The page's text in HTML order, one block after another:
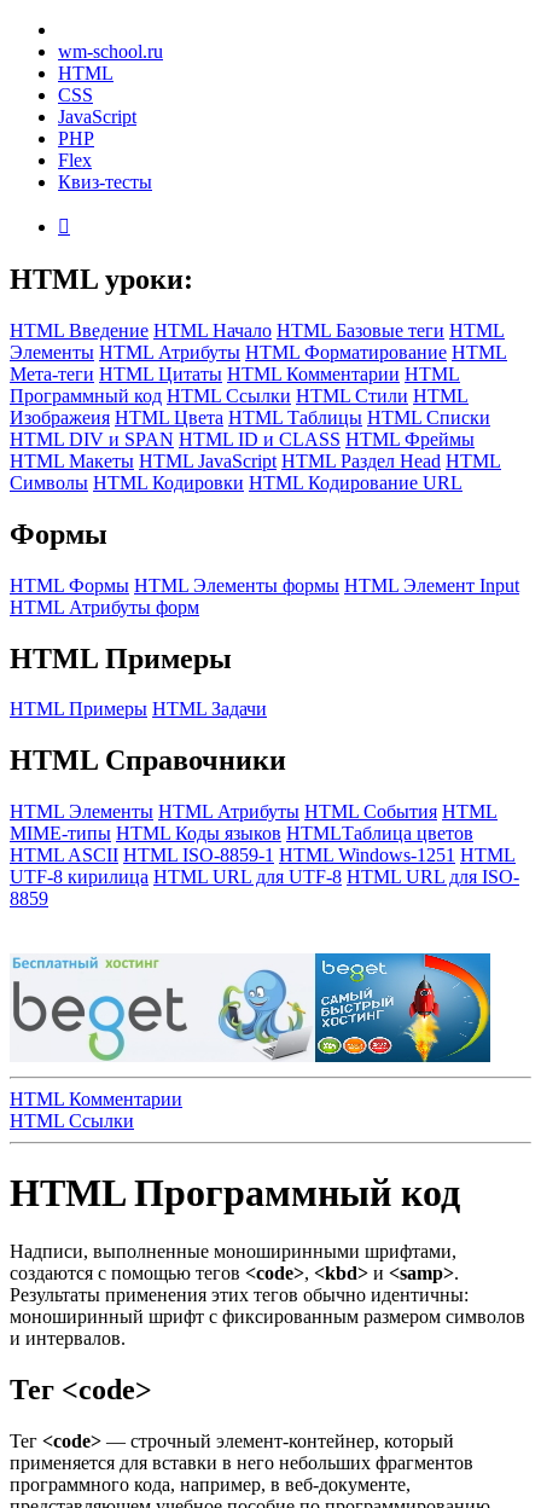
wm-school.ru
HTML
CSS
JavaScript
PHP
Flex
Квиз-тесты

HTML уроки:
HTML Введение HTML Начало HTML Базовые теги HTML
Элементы HTML Атрибуты HTML Форматирование HTML
Мета-теги HTML Цитаты HTML Комментарии HTML
Программный код HTML Ссылки HTML Стили HTML
Изображеия HTML Цвета HTML Таблицы HTML Списки
HTML DIV и SPAN HTML ID и CLASS HTML Фреймы
HTML Макеты HTML JavaScript HTML Раздел Head HTML
Символы HTML Кодировки HTML Кодирование URL
Формы
HTML Формы HTML Элементы формы HTML Элемент Input
HTML Атрибуты форм
HTML Примеры
HTML Примеры HTML Задачи
HTML Справочники
HTML Элементы HTML Атрибуты HTML События HTML
MIME-типы HTML Коды языков HTMLТаблица цветов
HTML ASCII HTML ISO-8859-1 HTML Windows-1251 HTML
UTF-8 кирилица HTML URL для UTF-8 HTML URL для ISO-
8859
HTML Комментарии
HTML Ссылки
HTML Программный код
Надписи, выполненные моноширинными шрифтами,
создаются с помощью тегов <code>, <kbd> и <samp>.
Результаты применения этих тегов обычно идентичны:
моноширинный шрифт с фиксированным размером символов
и интервалов.
Тег <code>
Тег <code> — cтрочный элемент-контейнер, который
применяется для вставки в него небольших фрагментов
программного кода, например, в веб-документе,